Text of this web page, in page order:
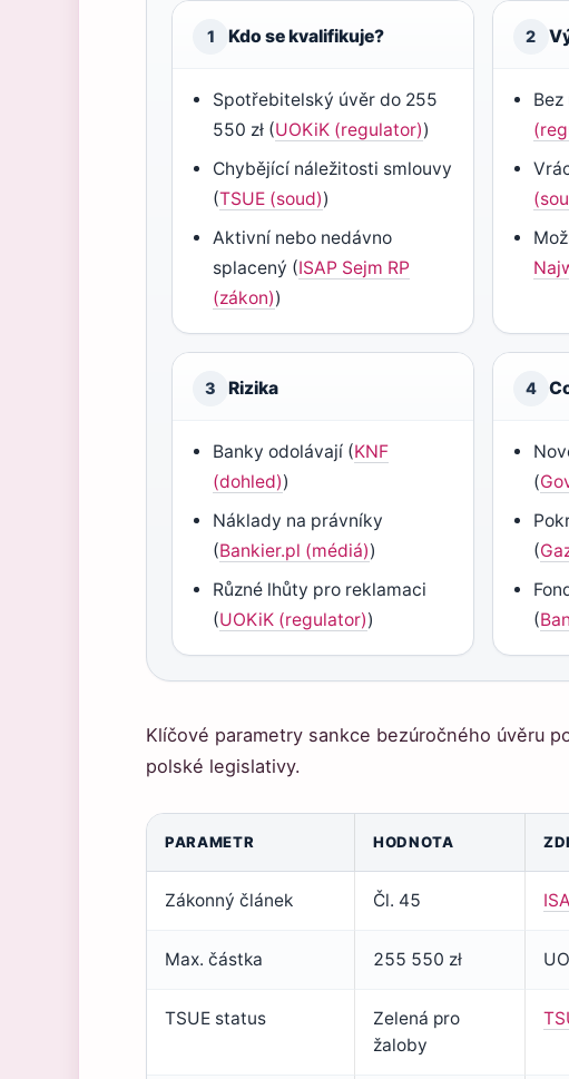
1 Kdo se kvalifikuje?
Spotřebitelský úvěr do 255
550 zł (UOKiK (regulator))
Chybějící náležitosti smlouvy
(TSUE (soud))
Aktivní nebo nedávno
splacený (ISAP Sejm RP
(zákon))
2
3 Rizika
Banky odolávají (KNF
(dohled))
Náklady na právníky
(Bankier.pl (médiá))
Různé lhůty pro reklamaci
(UOKiK (regulator))
4
(
(
(
Klíčové parametry sankce bezúročného úvěru
polské legislativy.
PARAMETR HODNOTA
Zákonný článek Čl. 45
Max. částka 255 550 zł
TSUE status
Zelená pro
žaloby